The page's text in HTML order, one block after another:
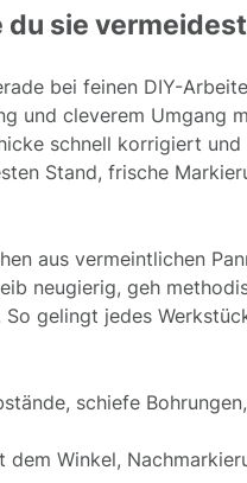
du sie
bei feinen DIY-
und cleverem Umgang
schnell korrigiert
Stand, frische
aus vermeintlichen
neugierig, geh
gelingt jedes
schiefe
dem Winkel,